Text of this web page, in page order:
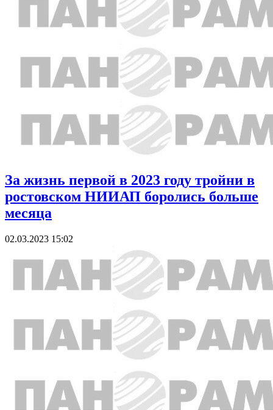
За жизнь первой в 2023 году тройни в
ростовском НИИАП боролись больше
месяца
02.03.2023 15:02